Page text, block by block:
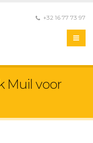
+32 16 77 73 97
Muil voor